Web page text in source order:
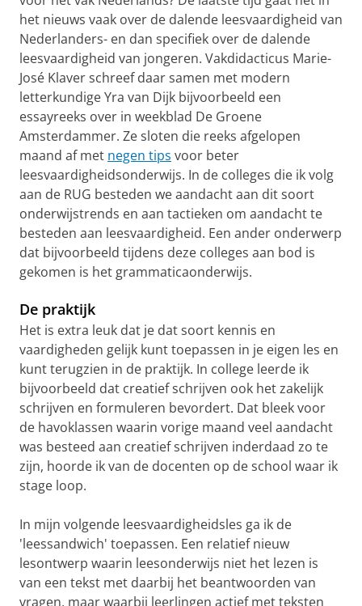
het nieuws vaak over de dalende leesvaardigheid van
Nederlanders- en dan specifiek over de dalende
leesvaardigheid van jongeren. Vakdidacticus Marie-
José Klaver schreef daar samen met modern
letterkundige Yra van Dijk bijvoorbeeld een
essayreeks over in weekblad De Groene
Amsterdammer. Ze sloten die reeks afgelopen
maand af met negen tips voor beter
leesvaardigheidsonderwijs. In de colleges die ik volg
aan de RUG besteden we aandacht aan dit soort
onderwijstrends en aan tactieken om aandacht te
besteden aan leesvaardigheid. Een ander onderwerp
dat bijvoorbeeld tijdens deze colleges aan bod is
gekomen is het grammaticaonderwijs.
De praktijk
Het is extra leuk dat je dat soort kennis en
vaardigheden gelijk kunt toepassen in je eigen les en
kunt terugzien in de praktijk. In college leerde ik
bijvoorbeeld dat creatief schrijven ook het zakelijk
schrijven en formuleren bevordert. Dat bleek voor
de havoklassen waarin vorige maand veel aandacht
was besteed aan creatief schrijven inderdaad zo te
zijn, hoorde ik van de docenten op de school waar ik
stage loop.
In mijn volgende leesvaardigheidsles ga ik de
'leessandwich' toepassen. Een relatief nieuw
lesontwerp waarin leesonderwijs niet het lezen is
van een tekst met daarbij het beantwoorden van
vragen, maar waarbij leerlingen actief met teksten